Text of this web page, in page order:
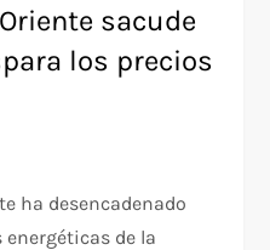
sacude
los precios
ha desencadenado
de la